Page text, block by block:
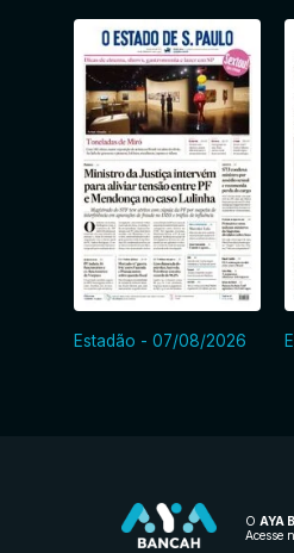
Estadão - 07/08/2026
O AYA
Acesse